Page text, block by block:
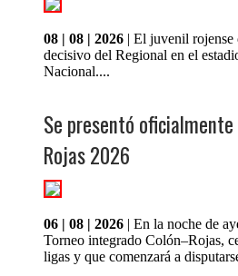
08 | 08 | 2026 | El juvenil rojense
decisivo del Regional en el
Nacional....
Se presentó
Rojas 2026
06 | 08 | 2026 | En la noche de
Torneo integrado Colón–Rojas,
ligas y que comenzará a